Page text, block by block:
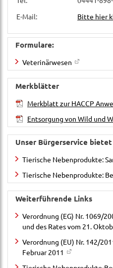
E-Mail:
Bitte hier
Formulare:
Veterinärwesen
Merkblätter
Merkblatt zur HACCP
Entsorgung von Wild und
Unser Bürgerservice
Tierische Nebenprodukte:
Tierische Nebenprodukte:
Weiterführende Links
Verordnung (EG) Nr. 1069/
und des Rates vom 21.
Verordnung (EU) Nr. 142/
Februar 2011